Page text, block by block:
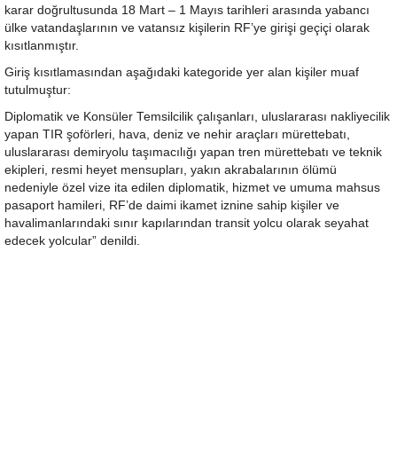
karar doğrultusunda 18 Mart – 1 Mayıs tarihleri arasında yabancı
ülke vatandaşlarının ve vatansız kişilerin RF’ye girişi geçiçi olarak
kısıtlanmıştır.
Giriş kısıtlamasından aşağıdaki kategoride yer alan kişiler muaf
tutulmuştur:
Diplomatik ve Konsüler Temsilcilik çalışanları, uluslararası nakliyecilik
yapan TIR şoförleri, hava, deniz ve nehir araçları mürettebatı,
uluslararası demiryolu taşımacılığı yapan tren mürettebatı ve teknik
ekipleri, resmi heyet mensupları, yakın akrabalarının ölümü
nedeniyle özel vize ita edilen diplomatik, hizmet ve umuma mahsus
pasaport hamileri, RF’de daimi ikamet iznine sahip kişiler ve
havalimanlarındaki sınır kapılarından transit yolcu olarak seyahat
edecek yolcular” denildi.